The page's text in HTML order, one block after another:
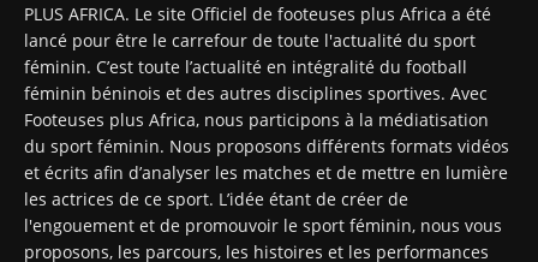
PLUS AFRICA. Le site Officiel de footeuses plus Africa a été
lancé pour être le carrefour de toute l'actualité du sport
féminin. C’est toute l’actualité en intégralité du football
féminin béninois et des autres disciplines sportives. Avec
Footeuses plus Africa, nous participons à la médiatisation
du sport féminin. Nous proposons différents formats vidéos
et écrits afin d’analyser les matches et de mettre en lumière
les actrices de ce sport. L’idée étant de créer de
l'engouement et de promouvoir le sport féminin, nous vous
proposons, les parcours, les histoires et les performances